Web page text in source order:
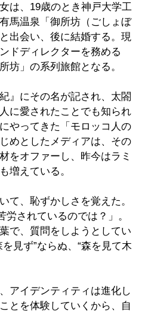
は、19歳のとき神戸大学工
馬温泉「御所坊（ごしょぼ
出会い、後に結婚する。現
ドディレクターを務める
坊」の系列旅館となる。
』にその名が記され、太閤
に愛されたことでも知られ
やってきた「モロッコ人の
めとしたメディアは、その
をオファーし、昨今はラミ
増えている。
て、恥ずかしさを覚えた。
労されているのでは？」。
で、質問をしようとしてい
見ず”ならぬ、“森を見て木
アイデンティティは進化し
とを体験していくから、自